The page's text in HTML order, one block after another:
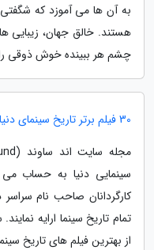
به آن ها می آموزد که
هستند. خالق جهان، زیبایی
چشم هر ببینده خوش ذوقی
30 فیلم برتر تاریخ سینمای دنیا که حتما باید ببینید
سینمایی دنیا به حساب
کارگردانان صاحب نام
تمام تاریخ سینما ارایه
از بهترین فیلم های تاریخ